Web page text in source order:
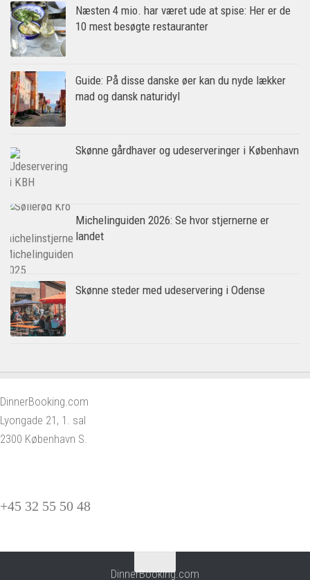
Næsten 4 mio. har været ude at spise: Her er de
10 mest besøgte restauranter
Guide: På disse danske øer kan du nyde lækker
mad og dansk naturidyl
Skønne gårdhaver og udeserveringer i København
Michelinguiden 2026: Se hvor stjernerne er
landet
Skønne steder med udeservering i Odense
DinnerBooking.com
Lyongade 21, 1. sal
2300 København S.
+45 32 55 50 48
DinnerBooking.com